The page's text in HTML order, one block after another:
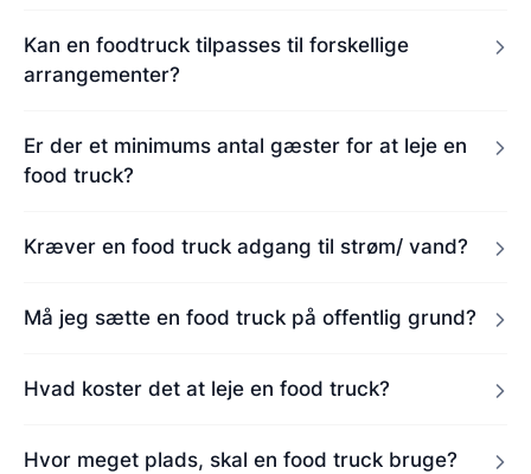
Kan en foodtruck tilpasses til forskellige
arrangementer?
Er der et minimums antal gæster for at leje en
food truck?
Kræver en food truck adgang til strøm/ vand?
Må jeg sætte en food truck på offentlig grund?
Hvad koster det at leje en food truck?
Hvor meget plads, skal en food truck bruge?